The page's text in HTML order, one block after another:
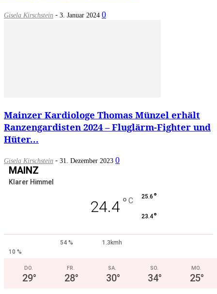
Gisela Kirschstein - 3. Januar 2024 0
Mainzer Kardiologe Thomas Münzel erhält
Ranzengardisten 2024 – Fluglärm-Fighter und
Hüter...
Gisela Kirschstein - 31. Dezember 2023 0
MAINZ
Klarer Himmel
24.4 ° C 25.6 °
23.4°
54 %
1.3kmh
10 %
DO.
29°
FR.
28°
SA.
30°
SO.
34°
MO.
25°